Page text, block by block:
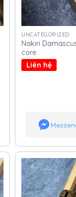
UNCATEGORIZED
Nakiri
core
Liên hệ